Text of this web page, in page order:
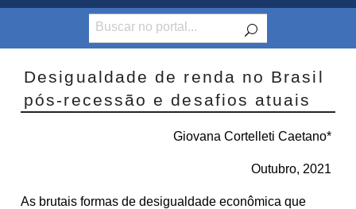
Legislação
Canais
Desigualdade de renda no Brasil
pós-recessão e desafios atuais
Giovana Cortelleti Caetano*
Outubro, 2021
As brutais formas de desigualdade econômica que